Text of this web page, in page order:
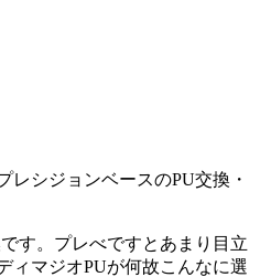
レシジョンベースのPU交換・
す。プレべですとあまり目立
ィマジオPUが何故こんなに選